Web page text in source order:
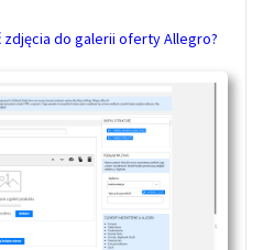
do galerii oferty Allegro?